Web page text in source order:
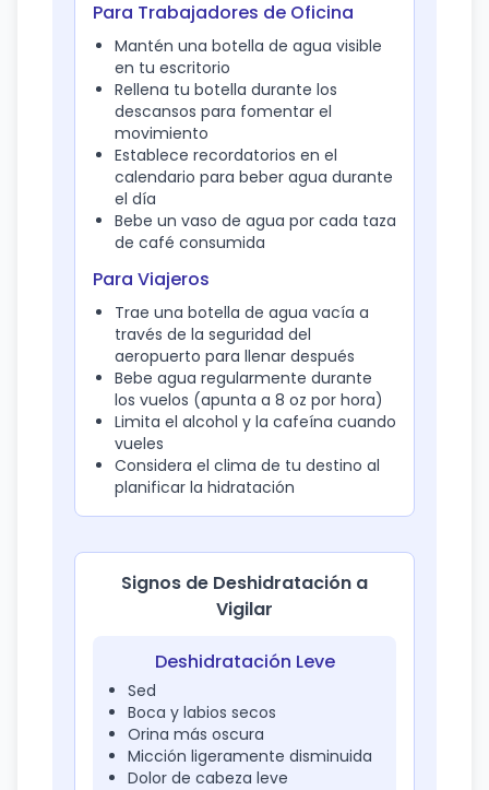
Para Trabajadores de Oficina
Mantén una botella de agua visible
en tu escritorio
Rellena tu botella durante los
descansos para fomentar el
movimiento
Establece recordatorios en el
calendario para beber agua durante
el día
Bebe un vaso de agua por cada taza
de café consumida
Para Viajeros
Trae una botella de agua vacía a
través de la seguridad del
aeropuerto para llenar después
Bebe agua regularmente durante
los vuelos (apunta a 8 oz por hora)
Limita el alcohol y la cafeína cuando
vueles
Considera el clima de tu destino al
planificar la hidratación
Signos de Deshidratación a
Vigilar
Deshidratación Leve
Sed
Boca y labios secos
Orina más oscura
Micción ligeramente disminuida
Dolor de cabeza leve